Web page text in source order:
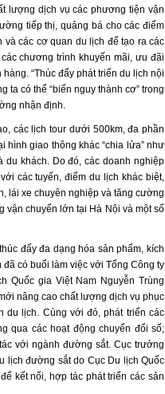
lượng dịch vụ các phương tiện vận
tiếp thị, quảng bá cho các điểm
các cơ quan du lịch để tạo ra các
chương trình khuyến mãi, ưu đãi
“Thúc đẩy phát triển du lịch nội
ta có thể “biến nguy thành cơ” trong
nhận định.
các lịch tour dưới 500km, đa phần
giao thông khác “chia lửa” như
khách. Do đó, các doanh nghiệp
các tuyến, điểm du lịch khác biệt,
lái xe chuyên nghiệp và tăng cường
vận chuyển lớn tại Hà Nội và một số
đẩy đa dạng hóa sản phẩm, kích
có buổi làm việc với Tổng Công ty
Quốc gia Việt Nam Nguyễn Trùng
nâng cao chất lượng dịch vụ phục
du lịch. Cùng với đó, phát triển các
qua các hoạt động chuyển đổi số;
với ngành đường sắt. Cục trưởng
lịch đường sắt do Cục Du lịch Quốc
kết nối, hợp tác phát triển các sản